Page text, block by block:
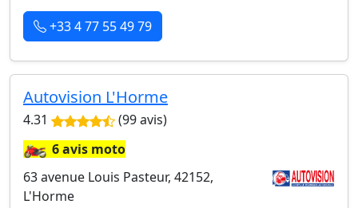
+33 4 77 55 49 79
Autovision L'Horme
4.31 (99 avis)
🏍️6 avis moto
63 avenue Louis Pasteur, 42152,
L'Horme